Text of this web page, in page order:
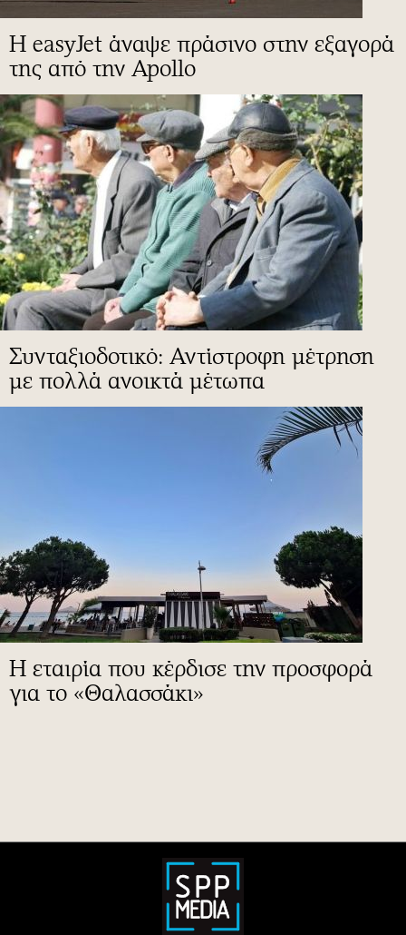
Η easyJet άναψε πράσινο στην εξαγορά
της από την Apollo
Συνταξιοδοτικό: Αντίστροφη μέτρηση
με πολλά ανοικτά μέτωπα
Η εταιρία που κέρδισε την προσφορά
για το «Θαλασσάκι»